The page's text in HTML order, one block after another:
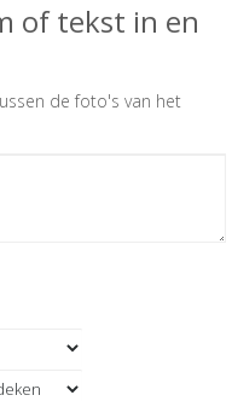
of tekst in en
de foto's van het